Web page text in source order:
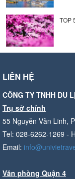
TOP
LIÊN HỆ
CÔNG TY TNHH DU
Trụ sở chính
55 Nguyễn Văn Linh,
Tel: 028-6262-1269 -
Email:
Văn phòng Quận 4